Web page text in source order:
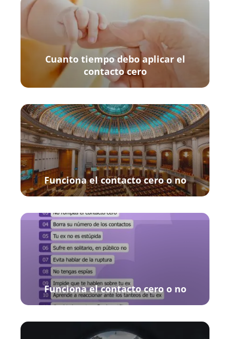
Cuanto tiempo debo aplicar el
contacto cero
Funciona el contacto cero o no
Funciona el contacto cero o no